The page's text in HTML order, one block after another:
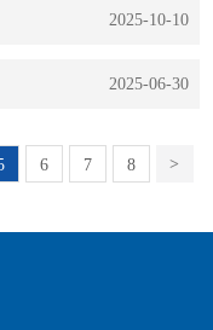
2025-10-10
2025-06-30
6 7 8